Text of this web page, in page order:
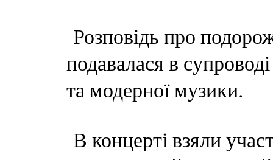
Розповідь про
подавалася в
та модерної музики.
В концерті взяли